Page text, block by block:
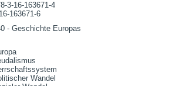
3-16-163671-4
163671-6
- Geschichte Europas
Wandel